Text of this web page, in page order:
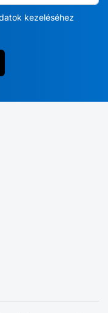
kezeléséhez